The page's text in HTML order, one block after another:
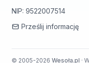
NIP: 9522007514
Prześlij informację
© 2005-2026 Wesoła.pl ·